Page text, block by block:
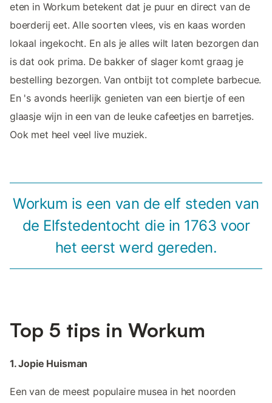
eten in Workum betekent dat je puur en direct van de
boerderij eet. Alle soorten vlees, vis en kaas worden
lokaal ingekocht. En als je alles wilt laten bezorgen dan
is dat ook prima. De bakker of slager komt graag je
bestelling bezorgen. Van ontbijt tot complete barbecue.
En 's avonds heerlijk genieten van een biertje of een
glaasje wijn in een van de leuke cafeetjes en barretjes.
Ook met heel veel live muziek.
Workum is een van de elf steden van
de Elfstedentocht die in 1763 voor
het eerst werd gereden.
Top 5 tips in Workum
1. Jopie Huisman
Een van de meest populaire musea in het noorden